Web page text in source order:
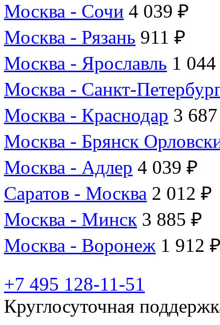
Москва - Сочи 4 039 ₽
Москва - Рязань 911 ₽
Москва - Ярославль 1
Москва - Санкт-
Москва - Краснодар 3
Москва - Брянск
Москва - Адлер 4 039 ₽
Саратов - Москва 2 012 ₽
Москва - Минск 3 885 ₽
Москва - Воронеж 1 912
+7 495 128-11-51
Круглосуточная